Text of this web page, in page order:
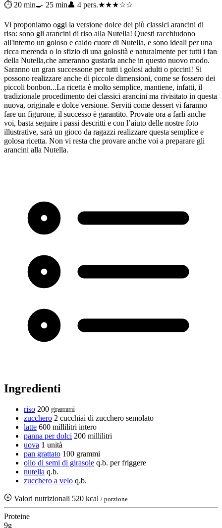
⏱ 20 min🍳 25 min👤 4 pers.★★★☆☆
Vi proponiamo oggi la versione dolce dei più classici arancini di
riso: sono gli arancini di riso alla Nutella! Questi racchiudono
all'interno un goloso e caldo cuore di Nutella, e sono ideali per una
ricca merenda o lo sfizio di una golosità e naturalmente per tutti i fan
della Nutella,che ameranno gustarla anche in questo nuovo modo.
Saranno un gran successone per tutti i golosi adulti o piccini! Si
possono realizzare anche di piccole dimensioni, come se fossero dei
piccoli bonbon...La ricetta è molto semplice, mantiene, infatti, il
tradizionale procedimento dei classici arancini ma rivisitato in questa
nuova, originale e dolce versione. Serviti come dessert vi faranno
fare un figurone, il successo è garantito. Provate ora a farli anche
voi, basta seguire i passi descritti e con l’aiuto delle nostre foto
illustrative, sarà un gioco da ragazzi realizzare questa semplice e
golosa ricetta. Non vi resta che provare anche voi a preparare gli
arancini alla Nutella.
Ingredienti
riso 200 grammi
zucchero 2 cucchiai di zucchero semolato
latte 600 millilitri intero
panna per dolci 200 millilitri
uova 1 unità
pan grattato 100 grammi
olio di semi di girasole q.b. per friggere
nutella q.b.
zucchero a velo q.b.
Valori nutrizionali 520 kcal / porzione
Proteine
9g